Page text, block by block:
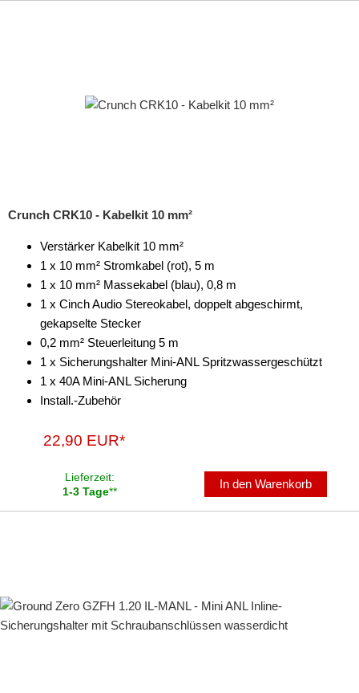
Crunch CRK10 - Kabelkit 10 mm²
Verstärker Kabelkit 10 mm²
1 x 10 mm² Stromkabel (rot), 5 m
1 x 10 mm² Massekabel (blau), 0,8 m
1 x Cinch Audio Stereokabel, doppelt abgeschirmt,
gekapselte Stecker
0,2 mm² Steuerleitung 5 m
1 x Sicherungshalter Mini-ANL Spritzwassergeschützt
1 x 40A Mini-ANL Sicherung
Install.-Zubehör
22,90 EUR*
Lieferzeit:
1-3 Tage**
In den Warenkorb